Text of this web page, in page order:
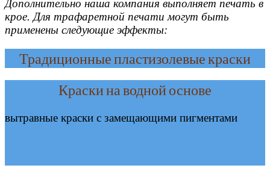
Дополнительно наша компания выполняет печать в
крое. Для трафаретной печати могут быть
применены следующие эффекты:
Традиционные пластизолевые краски
Краски на водной основе
вытравные краски с замещающими пигментами